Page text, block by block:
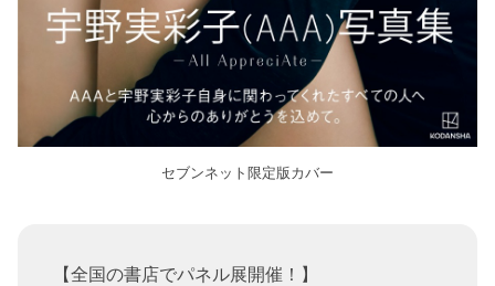
セブンネット限定版カバー
【全国の書店でパネル展開催！】